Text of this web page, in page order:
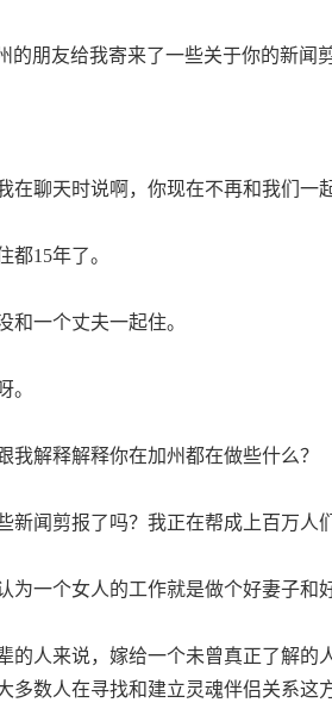
的朋友给我寄来了一些关于你的新闻
在聊天时说啊，你现在不再和我们一
都15年了。
一个丈夫一起住。
。
我解释解释你在加州都在做些什么？
新闻剪报了吗？我正在帮成上百万人
为一个女人的工作就是做个好妻子和
的人来说，嫁给一个未曾真正了解
多数人在寻找和建立灵魂伴侣关系这